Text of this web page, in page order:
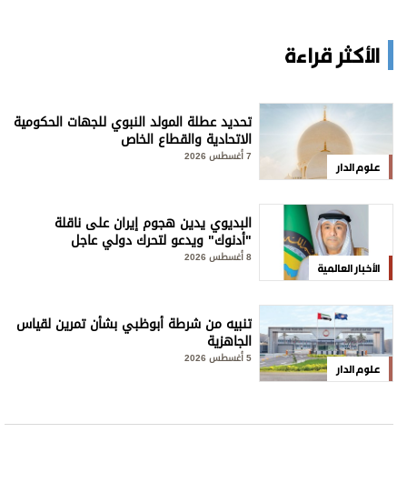
الأكثر قراءة
علوم الدار
تحديد عطلة المولد النبوي للجهات الحكومية
الاتحادية والقطاع الخاص
الأخبار العالمية
البديوي يدين هجوم إيران على ناقلة
"أدنوك" ويدعو لتحرك دولي عاجل
8 أغسطس 2026
علوم الدار
تنبيه من شرطة أبوظبي بشأن تمرين لقياس
الجاهزية
5 أغسطس 2026